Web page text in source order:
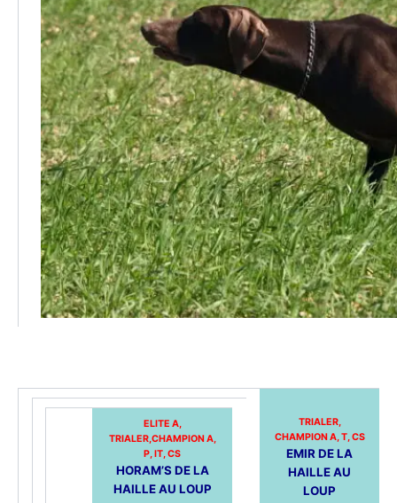
ELITE A,
TRIALER,CHAMPION A,
P, IT, CS
HORAM’S DE LA
HAILLE AU LOUP
TRIALER,
CHAMPION A, T, CS
EMIR DE LA
HAILLE AU
LOUP